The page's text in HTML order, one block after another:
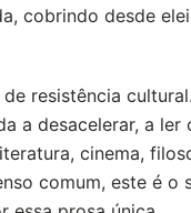
cobrindo desde
resistência
a desacelerar, a ler
cinema,
comum, este é o